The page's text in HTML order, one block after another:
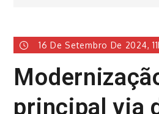
16 De Setembro De 2024,
principal via